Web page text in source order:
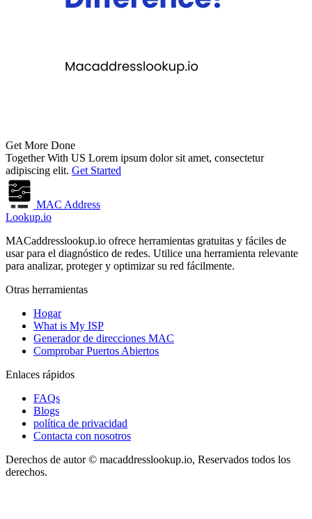
Get More Done
Together With US Lorem ipsum dolor sit amet, consectetur
adipiscing elit. Get Started
MAC Address
Lookup.io
MACaddresslookup.io ofrece herramientas gratuitas y fáciles de
usar para el diagnóstico de redes. Utilice una herramienta relevante
para analizar, proteger y optimizar su red fácilmente.
Otras herramientas
Hogar
What is My ISP
Generador de direcciones MAC
Comprobar Puertos Abiertos
Enlaces rápidos
FAQs
Blogs
política de privacidad
Contacta con nosotros
Derechos de autor © macaddresslookup.io, Reservados todos los
derechos.